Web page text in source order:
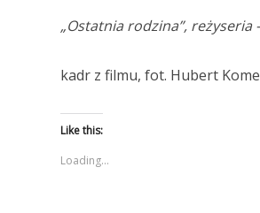
„Ostatnia rodzina”, reżyseria
kadr z filmu, fot. Hubert
Like this:
Loading...